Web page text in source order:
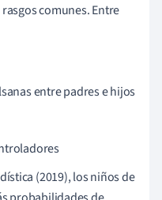
comunes. Entre
entre padres e hijos
(2019), los niños de